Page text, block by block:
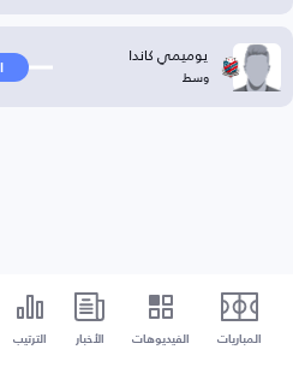
يوميمي كاندا
وسط
المباريات الفيديوهات الأخبار الترتيب